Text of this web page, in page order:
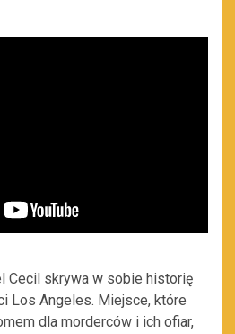
Cecil skrywa w sobie historię
Los Angeles. Miejsce, które
dla morderców i ich ofiar,